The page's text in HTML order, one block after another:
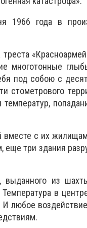
года в
многотонные
под собою с
вместе с их
еще три здания
из
в
И любое